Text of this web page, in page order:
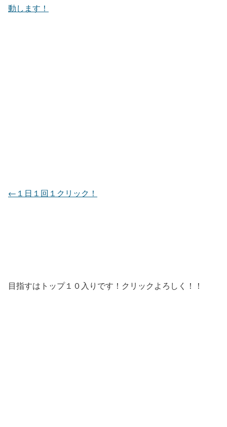
動します！
←１日１回１クリック！
目指すはトップ１０入りです！クリックよろしく！！